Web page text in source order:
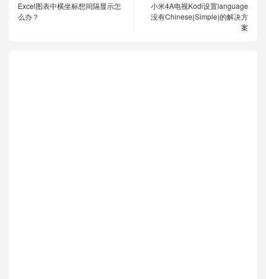
Excel图表中横坐标想间隔显示怎
么办？
小米4A电视Kodi设置language
没有Chinese(Simple)的解决方
案